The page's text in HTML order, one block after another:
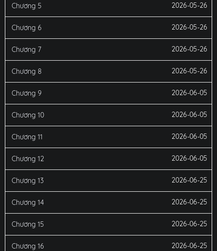
Chương 5 2026-05-26
Chương 6 2026-05-26
Chương 7 2026-05-26
Chương 8 2026-05-26
Chương 9 2026-06-05
Chương 10 2026-06-05
Chương 11 2026-06-05
Chương 12 2026-06-05
Chương 13 2026-06-25
Chương 14 2026-06-25
Chương 15 2026-06-25
Chương 16 2026-06-25